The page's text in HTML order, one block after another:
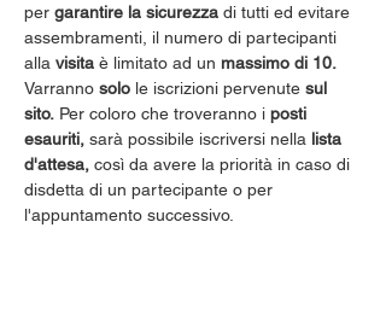
per garantire la sicurezza di tutti ed evitare
assembramenti, il numero di partecipanti
alla visita è limitato ad un massimo di 10.
Varranno solo le iscrizioni pervenute sul
sito. Per coloro che troveranno i posti
esauriti, sarà possibile iscriversi nella lista
d'attesa, così da avere la priorità in caso di
disdetta di un partecipante o per
l'appuntamento successivo.